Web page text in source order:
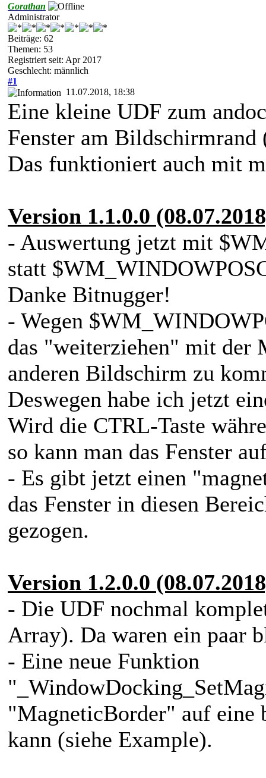
Gorathan
Administrator
Beiträge: 62
Themen: 53
Registriert seit: Apr 2017
Geschlecht: männlich
#1
11.07.2018, 18:38
Eine kleine UDF zum
Fenster am Bildschirmrand
Das funktioniert auch mit
Version 1.1.0.0
- Auswertung jetzt mit
statt
Danke Bitnugger!
- Wegen
das "weiterziehen" mit der
anderen Bildschirm zu
Deswegen habe ich jetzt
Wird die CTRL-Taste
so kann man das Fenster
- Es gibt jetzt einen
das Fenster in diesen
gezogen.
Version 1.2.0.0
- Die UDF nochmal
Array). Da waren ein paar
- Eine neue Funktion
"MagneticBorder" auf eine
kann (siehe Example).